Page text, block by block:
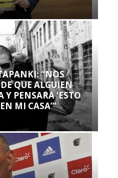
“NOS
QUE ALGUIEN
Y PENSARA ‘ESTO
MI CASA’”